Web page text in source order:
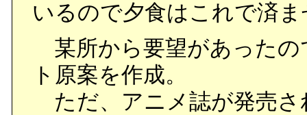
いるので夕食はこれで済
某所から要望があったの
ト原案を作成。
ただ、アニメ誌が発売さ